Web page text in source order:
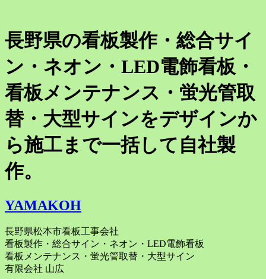
長野県の看板製作・総合サイ
ン・ネオン・LED電飾看板・
看板メンテナンス・蛍光管取
替・大型サインをデザインか
ら施工まで一括して自社製
作。
YAMAKOH
長野県松本市看板工事会社
看板製作・総合サイン・ネオン・LED電飾看板
看板メンテナンス・蛍光管取替・大型サイン
有限会社 山広